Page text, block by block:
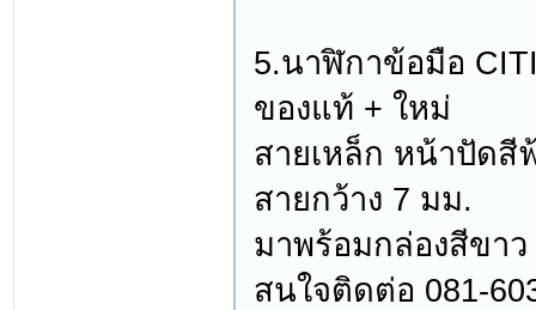
5.นาฬิกาข้อมือ
ของแท้ + ใหม่
สายเหล็ก หน้าปัดสี
สายกว้าง 7 มม.
มาพร้อมกล่องสีขา
สนใจติดต่อ 081-